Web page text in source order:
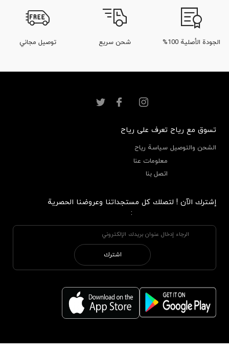
الجودة الأصلية 100% شحن سريع توصيل مجاني
تسوق مع رياح
الشحن والتوصيل
تعرف على رياح
سياسة رياح
معلومات عنا
اتصل بنا
إشترك الآن ! لتصلك كل مستجداتنا وعروضنا الحصرية
:
اشترك